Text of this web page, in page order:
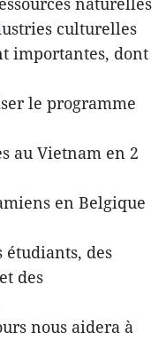
culturelles
importantes, dont
le programme
au Vietnam en 2
en Belgique
étudiants, des
des
nous aidera à